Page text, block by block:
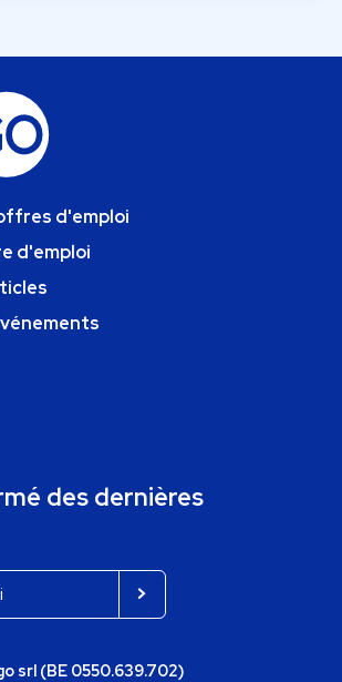
d'emploi
d'emploi
des dernières
srl (BE 0550.639.702)